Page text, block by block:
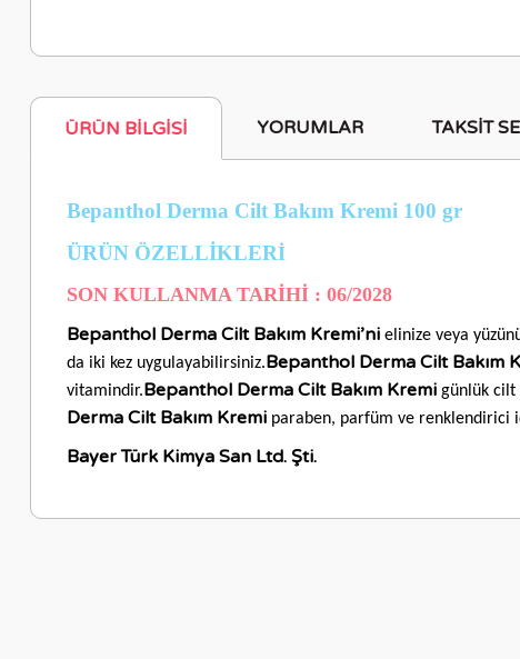
ÜRÜN BILGISI YORUMLAR TAKSIT
Bepanthol Derma Cilt Bakım Kremi 100 gr
ÜRÜN ÖZELLİKLERİ
SON KULLANMA TARİHİ : 06/2028
Bepanthol Derma Cilt Bakım Kremi’ni elinize veya
da iki kez uygulayabilirsiniz.Bepanthol Derma Cilt Bakım
vitamindir.Bepanthol Derma Cilt Bakım Kremi günlük cilt
Derma Cilt Bakım Kremi paraben, parfüm ve renklendirici
Bayer Türk Kimya San Ltd. Şti.